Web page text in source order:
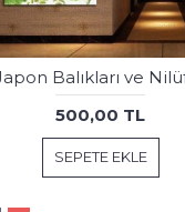
500,00 TL
SEPETE EKLE